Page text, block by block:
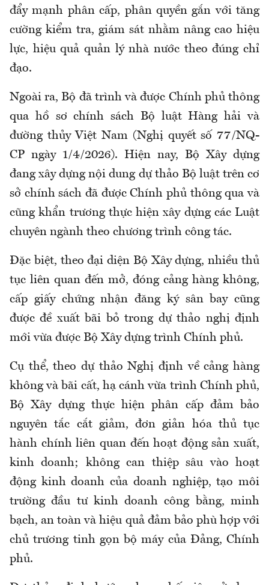
đẩy mạnh phân cấp, phân quyền gắn với tăng
cường kiểm tra, giám sát nhằm nâng cao hiệu
lực, hiệu quả quản lý nhà nước theo đúng chỉ
đạo.
Ngoài ra, Bộ đã trình và được Chính phủ thông
qua hồ sơ chính sách Bộ luật Hàng hải và
đường thủy Việt Nam (Nghị quyết số 77/NQ-
CP ngày 1/4/2026). Hiện nay, Bộ Xây dựng
đang xây dựng nội dung dự thảo Bộ luật trên cơ
sở chính sách đã được Chính phủ thông qua và
cũng khẩn trương thực hiện xây dựng các Luật
chuyên ngành theo chương trình công tác.
Đặc biệt, theo đại diện Bộ Xây dựng, nhiều thủ
tục liên quan đến mở, đóng cảng hàng không,
cấp giấy chứng nhận đăng ký sân bay cũng
được đề xuất bãi bỏ trong dự thảo nghị định
mới vừa được Bộ Xây dựng trình Chính phủ.
Cụ thể, theo dự thảo Nghị định về cảng hàng
không và bãi cất, hạ cánh vừa trình Chính phủ,
Bộ Xây dựng thực hiện phân cấp đảm bảo
nguyên tắc cắt giảm, đơn giản hóa thủ tục
hành chính liên quan đến hoạt động sản xuất,
kinh doanh; không can thiệp sâu vào hoạt
động kinh doanh của doanh nghiệp, tạo môi
trường đầu tư kinh doanh công bằng, minh
bạch, an toàn và hiệu quả đảm bảo phù hợp với
chủ trương tinh gọn bộ máy của Đảng, Chính
phủ.